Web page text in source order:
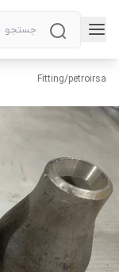
petroirsa
/
Fitting